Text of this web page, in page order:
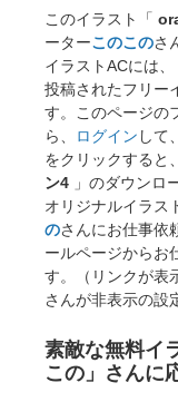
このイラスト「
ーターこのこのさ
イラストACには
投稿されたフリー
す。このページの
ら、
ログイン して
をクリックすると、
ン4 」のダウンロ
オリジナルイラス
のさんにお仕事依
ールページからお
す。（リンクが表
さんが非表示の設
素敵な無料イ
この」さんに